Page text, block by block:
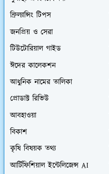
ফ্রিল্যান্সিং টিপস
জনপ্রিয় ও সেরা
টিউটোরিয়াল গাইড
ঈদের কালেকশন
আধুনিক নামের তালিকা
প্রোডাক্ট রিভিউ
আবহাওয়া
বিকাশ
কৃষি বিষয়ক তথ্য
আর্টিফিশিয়াল ইন্টেলিজেন্স AI